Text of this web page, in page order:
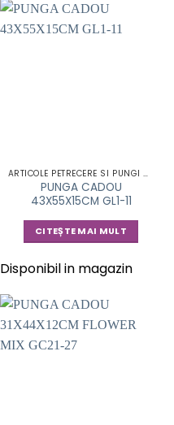
ARTICOLE PETRECERE SI PUNGI CADOU
PUNGA CADOU
43X55X15CM GL1-11
CITEȘTE MAI MULT
Disponibil in magazin